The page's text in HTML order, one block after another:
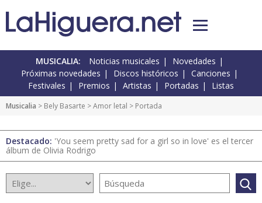
MUSICALIA: Noticias musicales
Novedades
Próximas novedades
Discos históricos
Canciones
Festivales
Premios Artistas Portadas Listas
Musicalia > Bely Basarte >Amor letal > Portada
Destacado: 'You seem pretty sad for a girl so in love' es el tercer
álbum de Olivia Rodrigo